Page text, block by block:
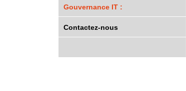
Gouvernance IT :
Contactez-nous